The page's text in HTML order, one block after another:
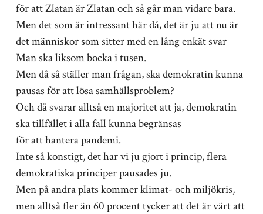
för att Zlatan är Zlatan och så går man vidare bara.
Men det som är intressant här då, det är ju att nu är
det människor som sitter med en lång enkät svar
Man ska liksom bocka i tusen.
Men då så ställer man frågan, ska demokratin kunna
pausas för att lösa samhällsproblem?
Och då svarar alltså en majoritet att ja, demokratin
ska tillfället i alla fall kunna begränsas
för att hantera pandemi.
Inte så konstigt, det har vi ju gjort i princip, flera
demokratiska principer pausades ju.
Men på andra plats kommer klimat- och miljökris,
men alltså fler än 60 procent tycker att det är värt att